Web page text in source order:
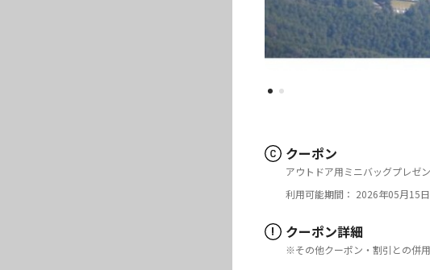
クーポン
アウトドア用ミニバッグプレゼ
利用可能期間： 2026年05月15
! クーポン詳細
※その他クーポン・割引との併